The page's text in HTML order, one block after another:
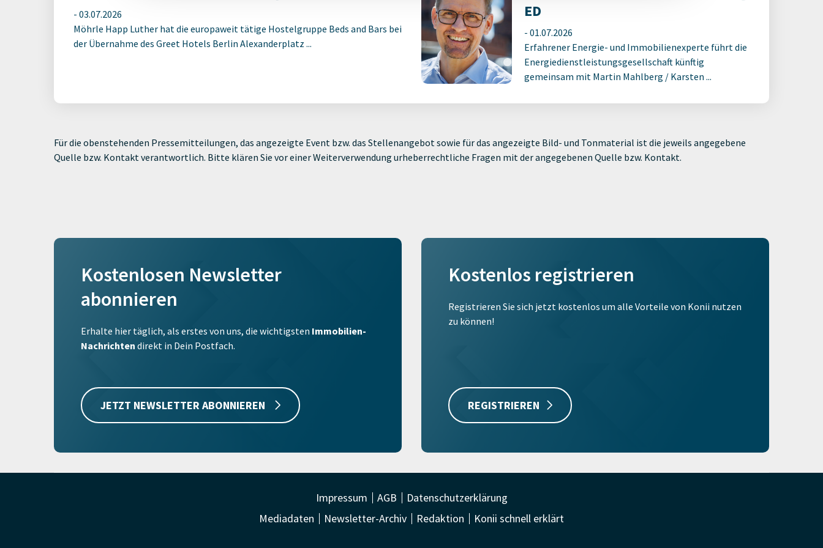
- 03.07.2026
Möhrle Happ Luther hat die europaweit tätige Hostelgruppe Beds and Bars bei
der Übernahme des Greet Hotels Berlin Alexanderplatz ...
ED
- 01.07.2026
Erfahrener Energie- und Immobilienexperte führt die
Energiedienstleistungsgesellschaft künftig
gemeinsam mit Martin Mahlberg / Karsten ...
Für die obenstehenden Pressemitteilungen, das angezeigte Event bzw. das Stellenangebot sowie für das angezeigte Bild- und Tonmaterial ist die jeweils angegebene
Quelle bzw. Kontakt verantwortlich. Bitte klären Sie vor einer Weiterverwendung urheberrechtliche Fragen mit der angegebenen Quelle bzw. Kontakt.
Kostenlosen Newsletter
abonnieren
Erhalte hier täglich, als erstes von uns, die wichtigsten Immobilien-
Nachrichten direkt in Dein Postfach.
JETZT NEWSLETTER ABONNIEREN
Kostenlos registrieren
Registrieren Sie sich jetzt kostenlos um alle Vorteile von Konii nutzen
zu können!
REGISTRIEREN
Impressum AGB
Datenschutzerklärung
Mediadaten
Newsletter-Archiv Redaktion Konii schnell erklärt